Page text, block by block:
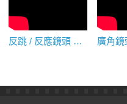
反跳 / 反應鏡頭 Reaction Shot